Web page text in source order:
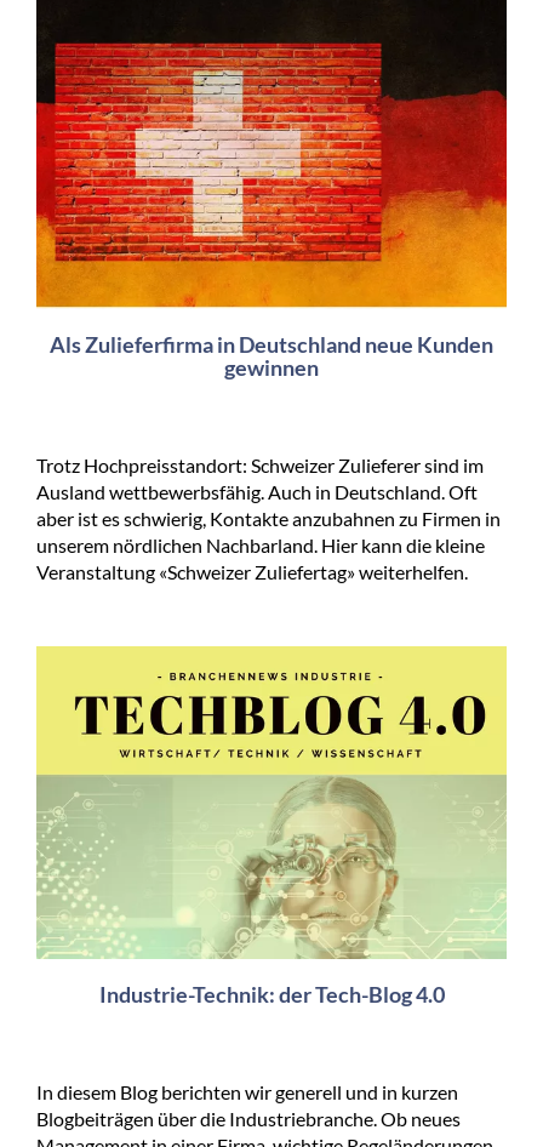
Als Zulieferfirma in Deutschland neue Kunden
gewinnen
Trotz Hochpreisstandort: Schweizer Zulieferer sind im
Ausland wettbewerbsfähig. Auch in Deutschland. Oft
aber ist es schwierig, Kontakte anzubahnen zu Firmen in
unserem nördlichen Nachbarland. Hier kann die kleine
Veranstaltung «Schweizer Zuliefertag» weiterhelfen.
Industrie-Technik: der Tech-Blog 4.0
In diesem Blog berichten wir generell und in kurzen
Blogbeiträgen über die Industriebranche. Ob neues